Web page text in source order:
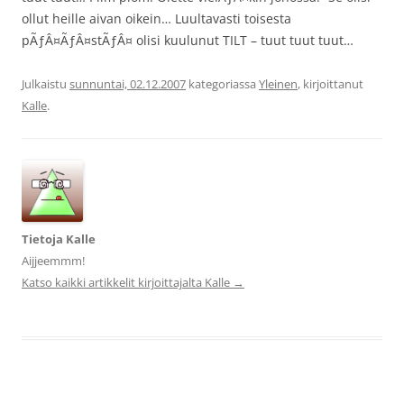
ollut heille aivan oikein… Luultavasti toisesta
pÃƒÂ¤ÃƒÂ¤stÃƒÂ¤ olisi kuulunut TILT – tuut tuut tuut…
Julkaistu sunnuntai, 02.12.2007 kategoriassa Yleinen, kirjoittanut
Kalle.
Tietoja Kalle
Aijjeemmm!
Katso kaikki artikkelit kirjoittajalta Kalle →